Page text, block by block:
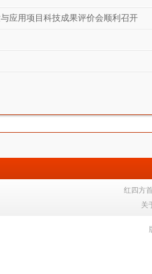
应用项目科技成果评价会顺利召开
红四方
关